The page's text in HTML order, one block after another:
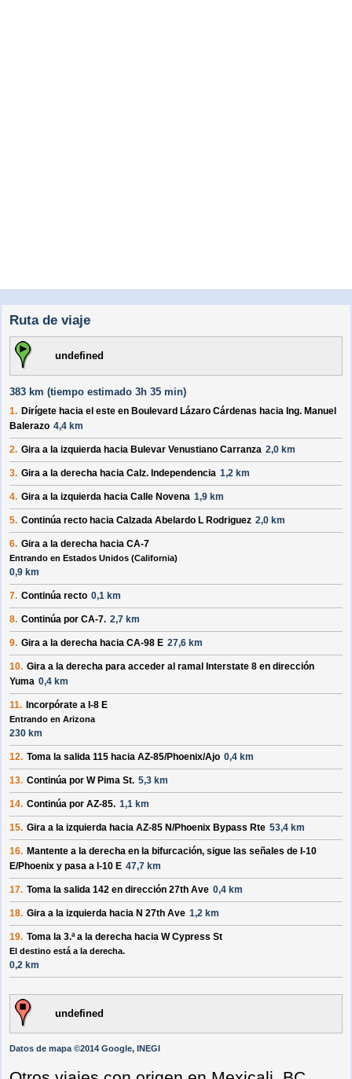
Ruta de viaje
undefined
383 km (tiempo estimado 3h 35 min)
1. Dirígete hacia el este en Boulevard Lázaro Cárdenas hacia Ing. Manuel
Balerazo 4,4 km
2. Gira a la izquierda hacia Bulevar Venustiano Carranza 2,0 km
3. Gira a la derecha hacia Calz. Independencia 1,2 km
4. Gira a la izquierda hacia Calle Novena 1,9 km
5. Continúa recto hacia Calzada Abelardo L Rodriguez 2,0 km
6. Gira a la derecha hacia CA-7
Entrando en Estados Unidos (California)
0,9 km
7. Continúa recto 0,1 km
8. Continúa por CA-7. 2,7 km
9. Gira a la derecha hacia CA-98 E 27,6 km
10. Gira a la derecha para acceder al ramal Interstate 8 en dirección
Yuma 0,4 km
11. Incorpórate a I-8 E
Entrando en Arizona
230 km
12. Toma la salida 115 hacia AZ-85/Phoenix/Ajo 0,4 km
13. Continúa por W Pima St. 5,3 km
14. Continúa por AZ-85. 1,1 km
15. Gira a la izquierda hacia AZ-85 N/Phoenix Bypass Rte 53,4 km
16. Mantente a la derecha en la bifurcación, sigue las señales de I-10
E/Phoenix y pasa a I-10 E 47,7 km
17. Toma la salida 142 en dirección 27th Ave 0,4 km
18. Gira a la izquierda hacia N 27th Ave 1,2 km
19. Toma la 3.ª a la derecha hacia W Cypress St
El destino está a la derecha.
0,2 km
undefined
Datos de mapa ©2014 Google, INEGI